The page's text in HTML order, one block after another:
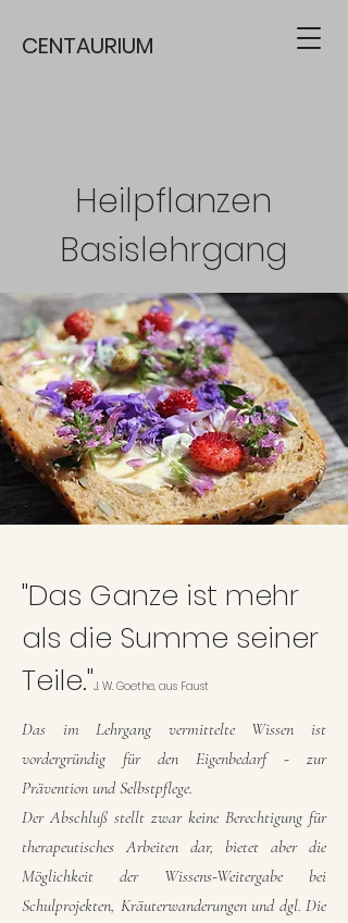
CENTAURIUM
Heilpflanzen
Basislehrgang
"Das Ganze ist mehr
als die Summe seiner
Teile."J. W. Goethe, aus Faust
Das im Lehrgang vermittelte Wissen ist
vordergründig für den Eigenbedarf - zur
Prävention und Selbstpflege.
Der Abschluß stellt zwar keine Berechtigung für
therapeutisches Arbeiten dar, bietet aber die
Möglichkeit der Wissens-Weitergabe bei
Schulprojekten, Kräuterwanderungen und dgl. Die